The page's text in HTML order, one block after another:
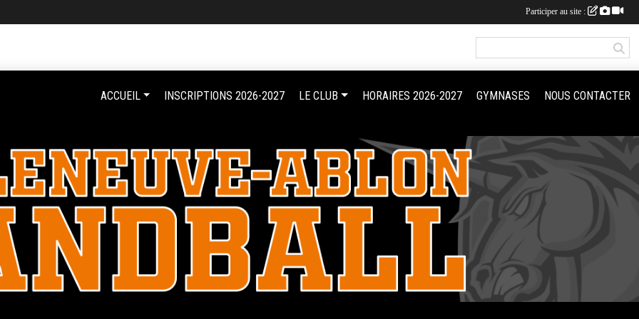
ACCUEIL INSCRIPTIONS 2026-2027 LE CLUB HORAIRES 2026-2027 GYMNASES NOUS CONTACTER
Participer au site :